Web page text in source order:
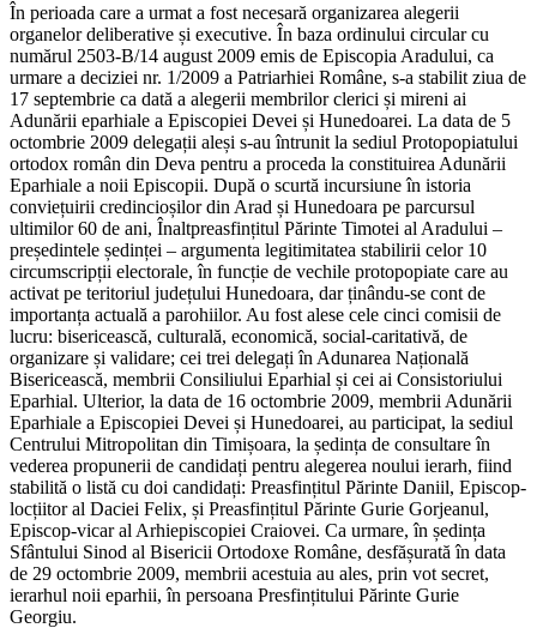
În perioada care a urmat a fost necesară organizarea alegerii
organelor deliberative și executive. În baza ordinului circular cu
numărul 2503-B/14 august 2009 emis de Episcopia Aradului, ca
urmare a deciziei nr. 1/2009 a Patriarhiei Române, s-a stabilit ziua de
17 septembrie ca dată a alegerii membrilor clerici și mireni ai
Adunării eparhiale a Episcopiei Devei și Hunedoarei. La data de 5
octombrie 2009 delegații aleși s-au întrunit la sediul Protopopiatului
ortodox român din Deva pentru a proceda la constituirea Adunării
Eparhiale a noii Episcopii. După o scurtă incursiune în istoria
conviețuirii credincioșilor din Arad și Hunedoara pe parcursul
ultimilor 60 de ani, Înaltpreasfințitul Părinte Timotei al Aradului –
președintele ședinței – argumenta legitimitatea stabilirii celor 10
circumscripții electorale, în funcție de vechile protopopiate care au
activat pe teritoriul județului Hunedoara, dar ținându-se cont de
importanța actuală a parohiilor. Au fost alese cele cinci comisii de
lucru: bisericească, culturală, economică, social-caritativă, de
organizare și validare; cei trei delegați în Adunarea Națională
Bisericească, membrii Consiliului Eparhial și cei ai Consistoriului
Eparhial. Ulterior, la data de 16 octombrie 2009, membrii Adunării
Eparhiale a Episcopiei Devei și Hunedoarei, au participat, la sediul
Centrului Mitropolitan din Timișoara, la ședința de consultare în
vederea propunerii de candidați pentru alegerea noului ierarh, fiind
stabilită o listă cu doi candidați: Preasfințitul Părinte Daniil, Episcop-
locțiitor al Daciei Felix, și Preasfințitul Părinte Gurie Gorjeanul,
Episcop-vicar al Arhiepiscopiei Craiovei. Ca urmare, în ședința
Sfântului Sinod al Bisericii Ortodoxe Române, desfășurată în data
de 29 octombrie 2009, membrii acestuia au ales, prin vot secret,
ierarhul noii eparhii, în persoana Presfințitului Părinte Gurie
Georgiu.